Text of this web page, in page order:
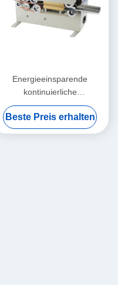
Energieeinsparende
kontinuierliche
Beutelversiegelungsmaschine
für Getränke
Beste Preis erhalten